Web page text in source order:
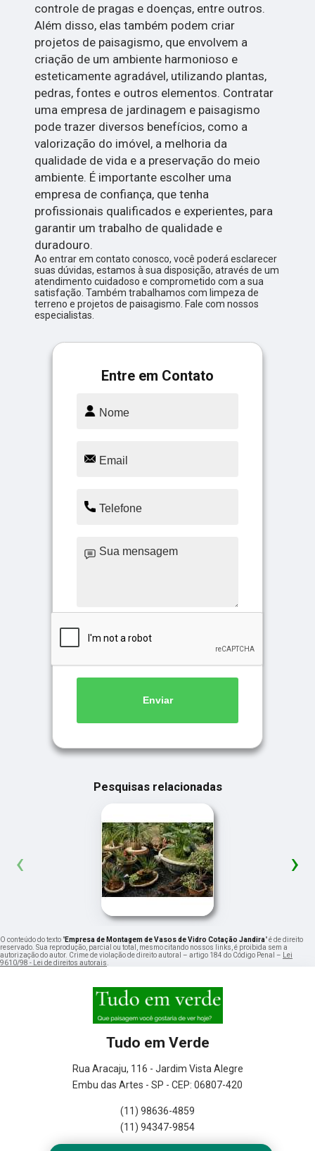
controle de pragas e doenças, entre outros.
Além disso, elas também podem criar
projetos de paisagismo, que envolvem a
criação de um ambiente harmonioso e
esteticamente agradável, utilizando plantas,
pedras, fontes e outros elementos. Contratar
uma empresa de jardinagem e paisagismo
pode trazer diversos benefícios, como a
valorização do imóvel, a melhoria da
qualidade de vida e a preservação do meio
ambiente. É importante escolher uma
empresa de confiança, que tenha
profissionais qualificados e experientes, para
garantir um trabalho de qualidade e
duradouro.
Ao entrar em contato conosco, você poderá esclarecer
suas dúvidas, estamos à sua disposição, através de um
atendimento cuidadoso e comprometido com a sua
satisfação. Também trabalhamos com limpeza de
terreno e projetos de paisagismo. Fale com nossos
especialistas.
Entre em Contato
Enviar
Pesquisas relacionadas
‹ ›
O conteúdo do texto "Empresa de Montagem de Vasos de Vidro Cotação Jandira" é de direito
reservado. Sua reprodução, parcial ou total, mesmo citando nossos links, é proibida sem a
autorização do autor. Crime de violação de direito autoral – artigo 184 do Código Penal –
Lei
9610/98 - Lei de direitos autorais
Tudo em Verde
Rua Aracaju, 116 - Jardim Vista Alegre
Embu das Artes - SP - CEP: 06807-420
(11) 98636-4859
(11) 94347-9854